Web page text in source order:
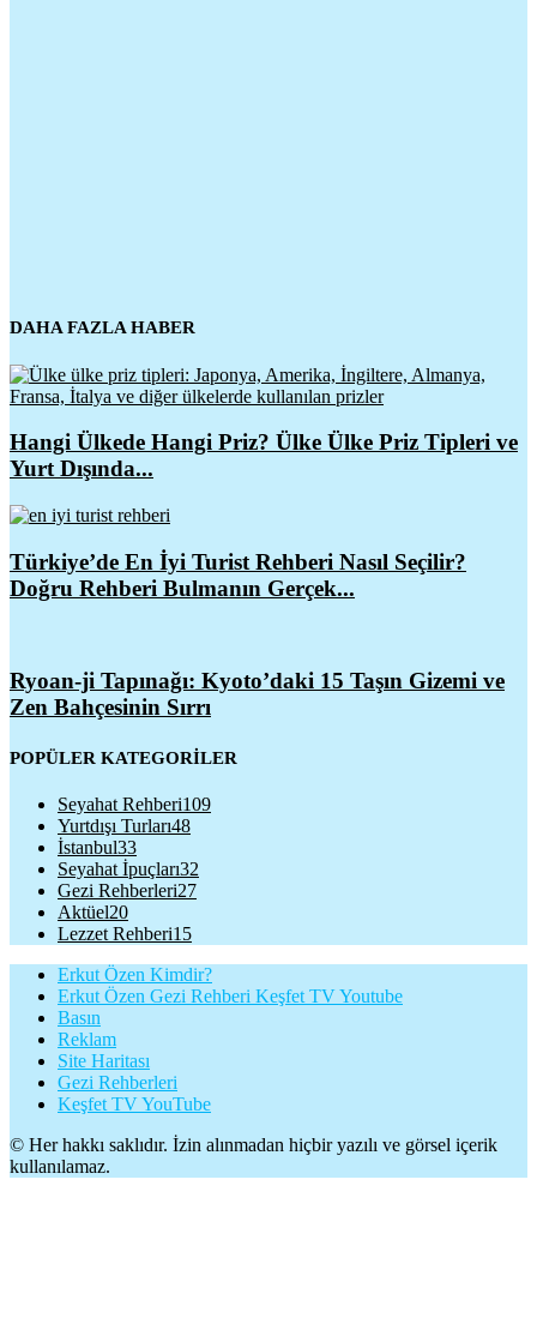
DAHA FAZLA HABER
Hangi Ülkede Hangi Priz? Ülke Ülke Priz Tipleri ve
Yurt Dışında...
Türkiye’de En İyi Turist Rehberi Nasıl Seçilir?
Doğru Rehberi Bulmanın Gerçek...
Ryoan-ji Tapınağı: Kyoto’daki 15 Taşın Gizemi ve
Zen Bahçesinin Sırrı
POPÜLER KATEGORİLER
Seyahat Rehberi109
Yurtdışı Turları48
İstanbul33
Seyahat İpuçları32
Gezi Rehberleri27
Aktüel20
Lezzet Rehberi15
Erkut Özen Kimdir?
Erkut Özen Gezi Rehberi Keşfet TV Youtube
Basın
Reklam
Site Haritası
Gezi Rehberleri
Keşfet TV YouTube
© Her hakkı saklıdır. İzin alınmadan hiçbir yazılı ve görsel içerik
kullanılamaz.